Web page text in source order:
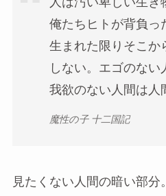
俺たちヒトが背負っ
生まれた限りそこか
しない。エゴのない
我欲のない人間は人
魔性の子 十二国記
見たくない人間の暗い部